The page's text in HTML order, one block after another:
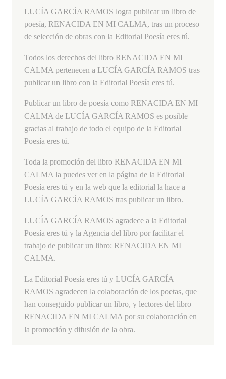
LUCÍA GARCÍA RAMOS logra publicar un libro de
poesía, RENACIDA EN MI CALMA, tras un proceso
de selección de obras con la Editorial Poesía eres tú.
Todos los derechos del libro RENACIDA EN MI
CALMA pertenecen a LUCÍA GARCÍA RAMOS tras
publicar un libro con la Editorial Poesía eres tú.
Publicar un libro de poesía como RENACIDA EN MI
CALMA de LUCÍA GARCÍA RAMOS es posible
gracias al trabajo de todo el equipo de la Editorial
Poesía eres tú.
Toda la promoción del libro RENACIDA EN MI
CALMA la puedes ver en la página de la Editorial
Poesía eres tú y en la web que la editorial la hace a
LUCÍA GARCÍA RAMOS tras publicar un libro.
LUCÍA GARCÍA RAMOS agradece a la Editorial
Poesía eres tú y la Agencia del libro por facilitar el
trabajo de publicar un libro: RENACIDA EN MI
CALMA.
La Editorial Poesía eres tú y LUCÍA GARCÍA
RAMOS agradecen la colaboración de los poetas, que
han conseguido publicar un libro, y lectores del libro
RENACIDA EN MI CALMA por su colaboración en
la promoción y difusión de la obra.